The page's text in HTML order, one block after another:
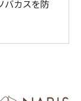
バカスを防